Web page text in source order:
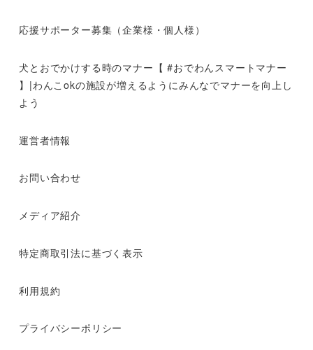
応援サポーター募集（企業様・個人様）
犬とおでかけする時のマナー【 #おでわんスマートマナー
】|わんこokの施設が増えるようにみんなでマナーを向上し
よう
運営者情報
お問い合わせ
メディア紹介
特定商取引法に基づく表示
利用規約
プライバシーポリシー